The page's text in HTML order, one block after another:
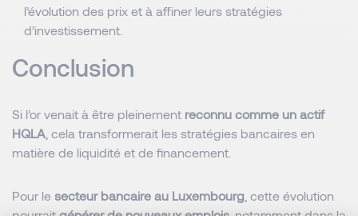
l’évolution des prix et à affiner leurs stratégies
d’investissement.
Conclusion
Si l’or venait à être pleinement reconnu comme un actif
HQLA , cela transformerait les stratégies bancaires en
matière de liquidité et de financement.
Pour le secteur bancaire au Luxembourg , cette évolution
pourraitgénérer de nouveaux emplois, notamment dans la